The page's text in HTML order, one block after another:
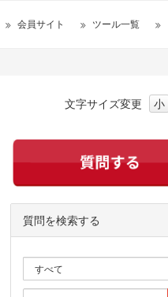
会員サイト ツール一覧
文字サイズ変更 小
質問を検索する